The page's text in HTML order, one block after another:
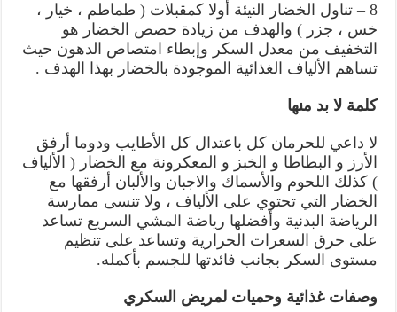
8 – تناول الخضار النيئة أولا كمقبلات ( طماطم ، خيار ،
خس ، جزر ) والهدف من زيادة حصص الخضار هو
التخفيف من معدل السكر وإبطاء امتصاص الدهون حيث
تساهم الألياف الغذائية الموجودة بالخضار بهذا الهدف .
كلمة لا بد منها
لا داعي للحرمان كل باعتدال كل الأطايب ودوما أرفق
الأرز و البطاطا و الخبز و المعكرونة مع الخضار ( الألياف
) كذلك اللحوم والأسماك والاجبان والألبان أرفقها مع
الخضار التي تحتوي على الألياف ، ولا تنسى ممارسة
الرياضة البدنية وأفضلها رياضة المشي السريع تساعد
على حرق السعرات الحرارية وتساعد على تنظيم
مستوى السكر بجانب فائدتها للجسم بأكمله.
وصفات غذائية وحميات لمريض السكري